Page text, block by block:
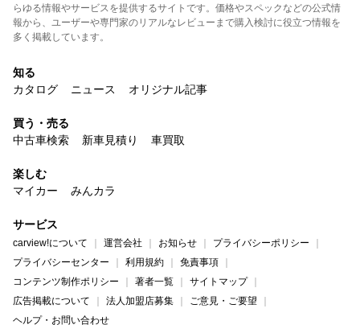
らゆる情報やサービスを提供するサイトです。価格やスペックなどの公式情
報から、ユーザーや専門家のリアルなレビューまで購入検討に役立つ情報を
多く掲載しています。
知る
カタログ
ニュース オリジナル記事
買う・売る
中古車検索
新車見積り 車買取
楽しむ
マイカー
みんカラ
サービス
carview!について 運営会社 お知らせ
プライバシーポリシー
プライバシーセンター
利用規約
免責事項
コンテンツ制作ポリシー
著者一覧
サイトマップ
広告掲載について
法人加盟店募集
ご意見・ご要望
ヘルプ・お問い合わせ